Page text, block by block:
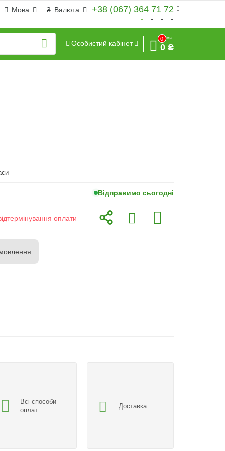
+38 (067) 364 71 72
₴ Валюта
Мова
Особистий кабінет
0
Сума
0 ₴
Відправимо сьогодні
оплати
Всі способи
оплат
Доставка